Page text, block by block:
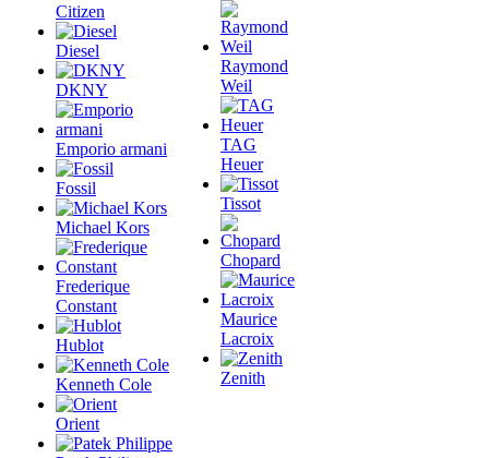
Citizen
Diesel
DKNY
Emporio armani
Fossil
Michael Kors
Frederique
Constant
Hublot
Kenneth Cole
Orient
Raymond
Weil
TAG
Heuer
Tissot
Chopard
Maurice
Lacroix
Zenith